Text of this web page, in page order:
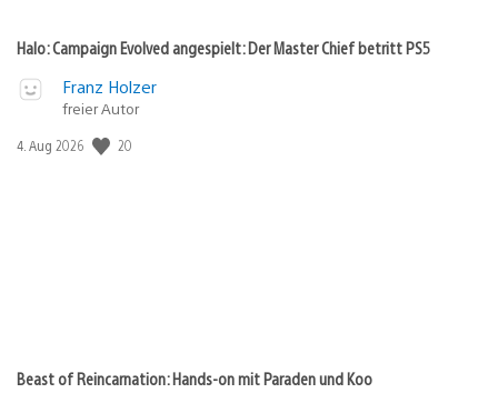
Halo: Campaign Evolved angespielt: Der Master Chief betritt PS5
Franz Holzer
freier Autor
Veröffentlichungsdatum:
4. Aug 2026 20
Beast of Reincarnation: Hands-on mit Paraden und Koo